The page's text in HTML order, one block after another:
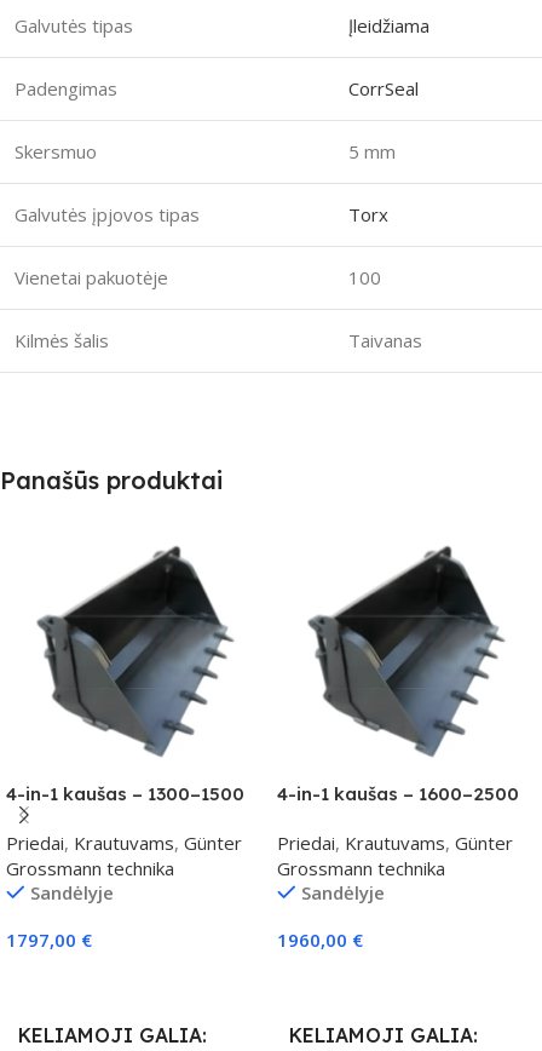
Galvutės tipas Įleidžiama
Padengimas CorrSeal
Skersmuo 5 mm
Galvutės įpjovos tipas Torx
Vienetai pakuotėje 100
Kilmės šalis Taivanas
Panašūs produktai
4-in-1 kaušas – 1300–1500
kg klasei
Priedai, Krautuvams, Günter
Grossmann technika
Sandėlyje
1797,00 €
KELIAMOJI GALIA
4-in-1 kaušas – 1600–2500
Priedai, Krautuvams, Günter
Grossmann technika
Sandėlyje
1960,00 €
KELIAMOJI GALIA